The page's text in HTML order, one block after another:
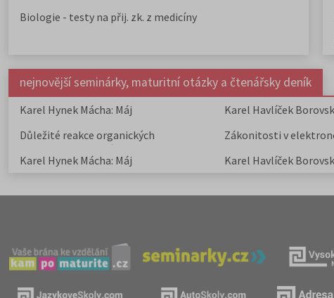
Biologie - testy na přij. zk. z medicíny
nejnovější seminárky, maturitní otázky a čtenářsky deník
Karel Hynek Mácha: Máj
Karel Havlíček
Důležité reakce organických
sloučenin a jejich význam
Zákonitosti v
Karel Hynek Mácha: Máj
Karel Havlíček